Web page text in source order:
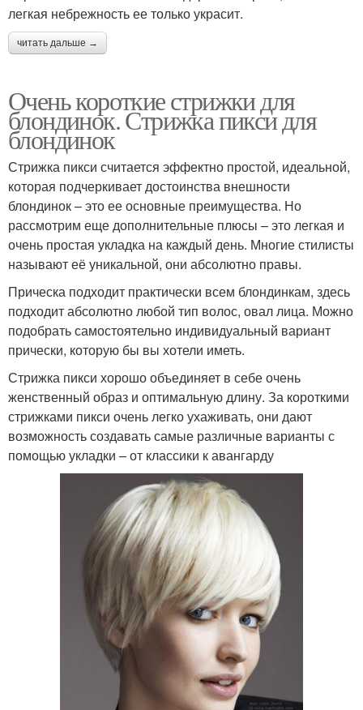
легкая небрежность ее только украсит.
читать дальше →
Очень короткие стрижки для
блондинок. Стрижка пикси для
блондинок
Стрижка пикси считается эффектно простой, идеальной,
которая подчеркивает достоинства внешности
блондинок – это ее основные преимущества. Но
рассмотрим еще дополнительные плюсы – это легкая и
очень простая укладка на каждый день. Многие стилисты
называют её уникальной, они абсолютно правы.
Прическа подходит практически всем блондинкам, здесь
подходит абсолютно любой тип волос, овал лица. Можно
подобрать самостоятельно индивидуальный вариант
прически, которую бы вы хотели иметь.
Стрижка пикси хорошо объединяет в себе очень
женственный образ и оптимальную длину. За короткими
стрижками пикси очень легко ухаживать, они дают
возможность создавать самые различные варианты с
помощью укладки – от классики к авангарду